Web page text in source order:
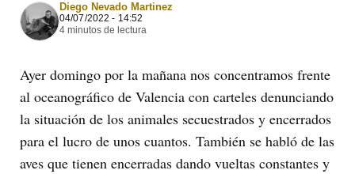
Diego Nevado Martinez
04/07/2022 - 14:52
4 minutos de lectura
Ayer domingo por la mañana nos concentramos frente
al oceanográfico de Valencia con carteles denunciando
la situación de los animales secuestrados y encerrados
para el lucro de unos cuantos. También se habló de las
aves que tienen encerradas dando vueltas constantes y